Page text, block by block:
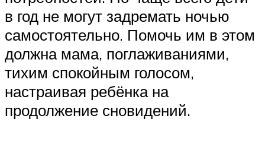
в год не могут задремать ночью
самостоятельно. Помочь им в этом
должна мама, поглаживаниями,
тихим спокойным голосом,
настраивая ребёнка на
продолжение сновидений.